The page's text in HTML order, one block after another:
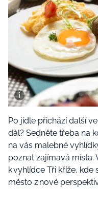
Po jídle přichází další
dál? Sedněte třeba na
na vás malebné
poznat zajímavá místa.
k vyhlídce Tři kříže,
město z nové